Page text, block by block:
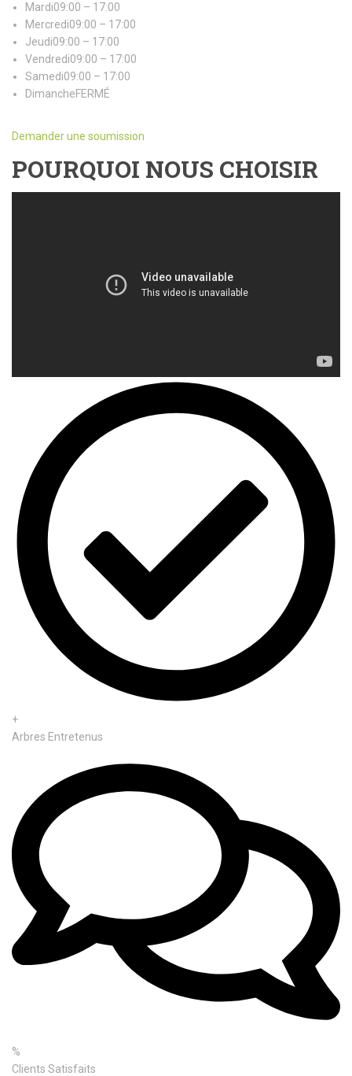
Mardi09:00 – 17:00
Mercredi09:00 – 17:00
Jeudi09:00 – 17:00
Vendredi09:00 – 17:00
Samedi09:00 – 17:00
DimancheFERMÉ
Demander une soumission
POURQUOI NOUS CHOISIR
+
Arbres Entretenus
%
Clients Satisfaits